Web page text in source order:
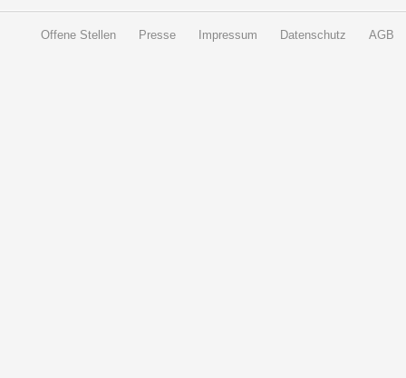
Offene Stellen Presse Impressum Datenschutz AGB